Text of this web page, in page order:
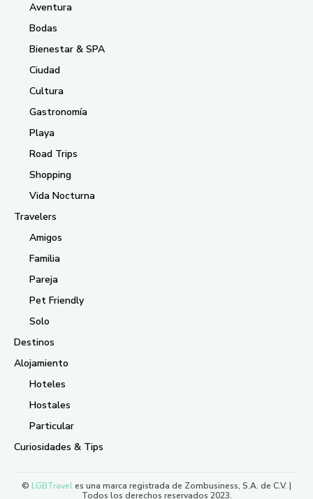
Aventura
Bodas
Bienestar & SPA
Ciudad
Cultura
Gastronomía
Playa
Road Trips
Shopping
Vida Nocturna
Travelers
Amigos
Familia
Pareja
Pet Friendly
Solo
Destinos
Alojamiento
Hoteles
Hostales
Particular
Curiosidades & Tips
© LGBTraveles una marca registrada de Zombusiness, S.A. de C.V. |
Todos los derechos reservados 2023.